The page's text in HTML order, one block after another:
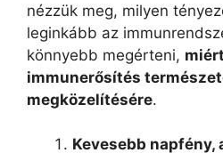
nézzük meg, milyen
leginkább az
könnyebb megérteni,
immunerősítés
megközelítésére.
Kevesebb napfény,